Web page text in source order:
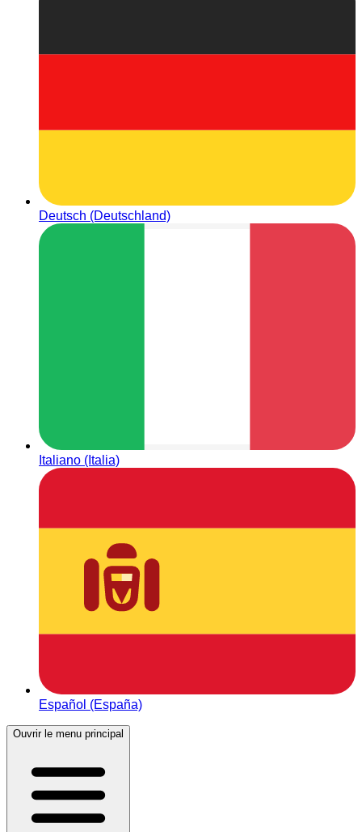
Deutsch (Deutschland)
Italiano (Italia)
Español (España)
Ouvrir le menu principal